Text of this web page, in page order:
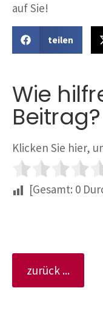
auf Sie!
teilen
Wie
Beitrag?
Klicken Sie hier,
[Gesamt: 0
zurück ...